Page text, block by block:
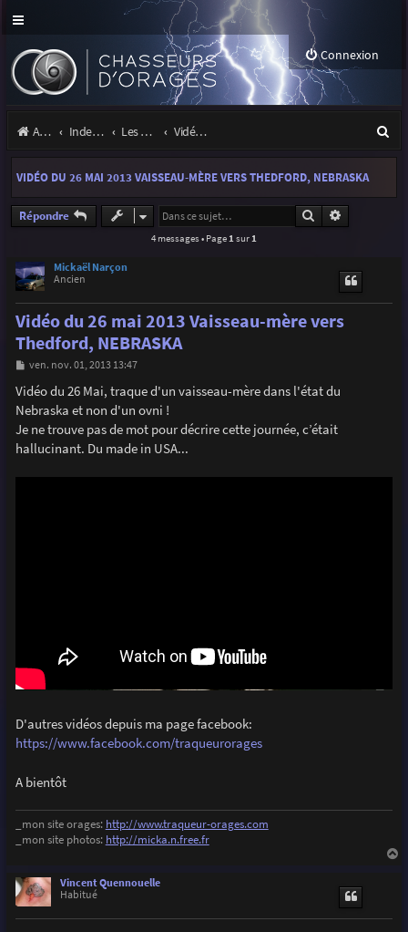
Connexion
Accueil Index du forum Les orages Vidéos d'orages
e
VIDÉO DU 26 MAI 2013 VAISSEAU-MÈRE VERS THEDFORD, NEBRASKA
Répondre Rechercher
4 messages • Page 1 sur 1
Mickaël Narçon
Ancien
Vidéo du 26 mai 2013 Vaisseau-mère vers
Thedford, NEBRASKA
M
s
s
a
e
ven. nov. 01, 2013 13:47
Vidéo du 26 Mai, traque d'un vaisseau-mère dans l'état du
Nebraska et non d'un ovni !
Je ne trouve pas de mot pour décrire cette journée, c’était
hallucinant. Du made in USA...
D'autres vidéos depuis ma page facebook:
https://www.facebook.com/traqueurorages
A bientôt
_mon site orages: http://www.traqueur-orages.com
_mon site photos: http://micka.n.free.fr
Vincent Quennouelle
Habitué